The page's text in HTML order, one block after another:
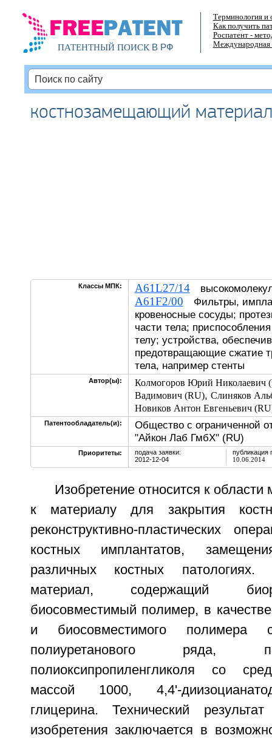
ПАТЕНТНЫЙ ПОИСКВ РФ
Терминология и
Как получить
Роспатент -
Международная
костнозамещающий материал
Классы МПК: A61L27/14
A61F2/00 Фильтры,
кровеносные сосуды;
части тела;
телу; устройства,
предотвращающие сжатие
тела, например стенты
Автор(ы):
Колмогоров Юрий Николаевич
Вадимович (RU), Слиняков
Новиков Антон Евгеньевич
Патентообладатель(и):
Общество с ограниченной
"Айкон Лаб ГмбХ" (RU)
Приоритеты:
подача заявки:
2012-12-04
публикация
10.06.2014
Изобретение относится к
к материалу для закрытия
реконструктивно-пластических
костных имплантатов,
различных костных патологиях.
материал, содержащий
биосовместимый полимер, в качестве
и биосовместимого полимера
полиуретанового ряда,
полиоксипропиленгликоля со
массой 1000, 4,4'-
глицерина. Технический
изобретения заключается в